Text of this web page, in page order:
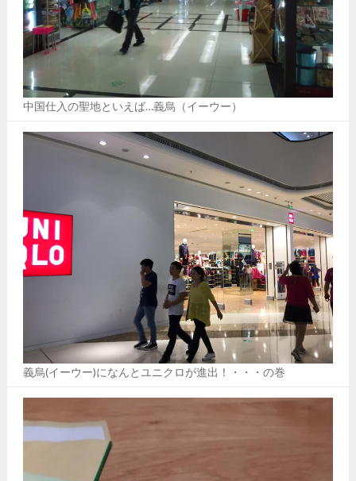
中国仕入の聖地といえば…義烏（イーウー）
義烏(イーウー)になんとユニクロが進出！・・・の巻